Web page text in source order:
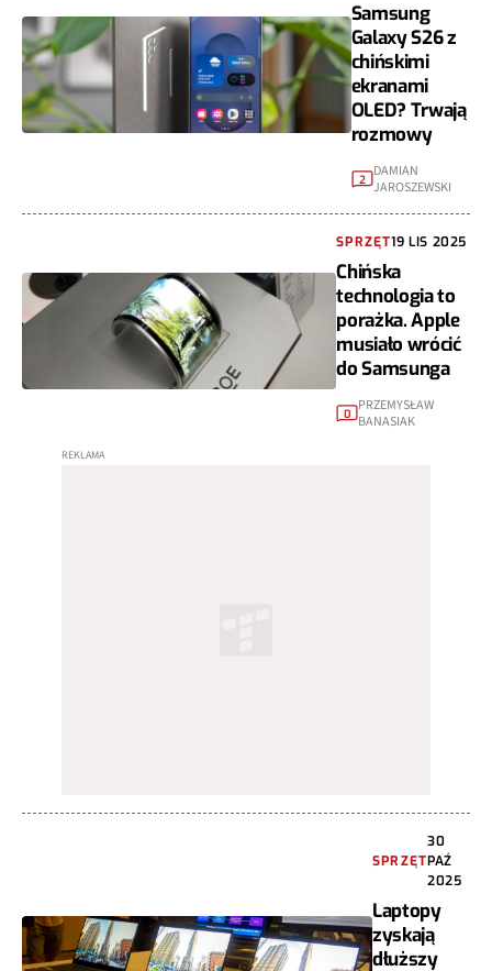
Samsung
Galaxy S26 z
chińskimi
ekranami
OLED? Trwają
rozmowy
2 DAMIAN
JAROSZEWSKI
SPRZĘT19 LIS 2025
Chińska
technologia to
porażka. Apple
musiało wrócić
do Samsunga
0
PRZEMYSŁAW
BANASIAK
SPRZĘT
30
PAŹ
2025
Laptopy
zyskają
dłuższy